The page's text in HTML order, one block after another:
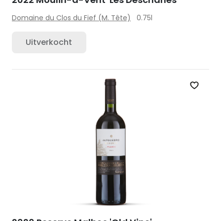
Domaine du Clos du Fief (M. Tête) 0.75l
Uitverkocht
Zet